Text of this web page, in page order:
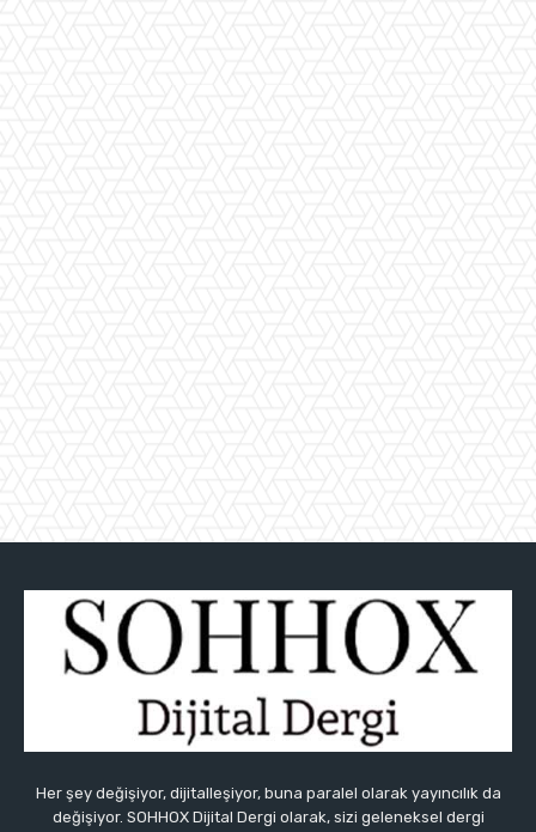
Her şey değişiyor, dijitalleşiyor, buna paralel olarak yayıncılık da
değişiyor. SOHHOX Dijital Dergi olarak, sizi geleneksel dergi